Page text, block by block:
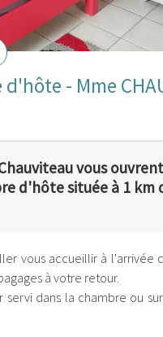
- Mme
vous
d'hôte située à 1 km
vous accueillir à l'arrivée
à votre retour.
servi dans la chambre ou